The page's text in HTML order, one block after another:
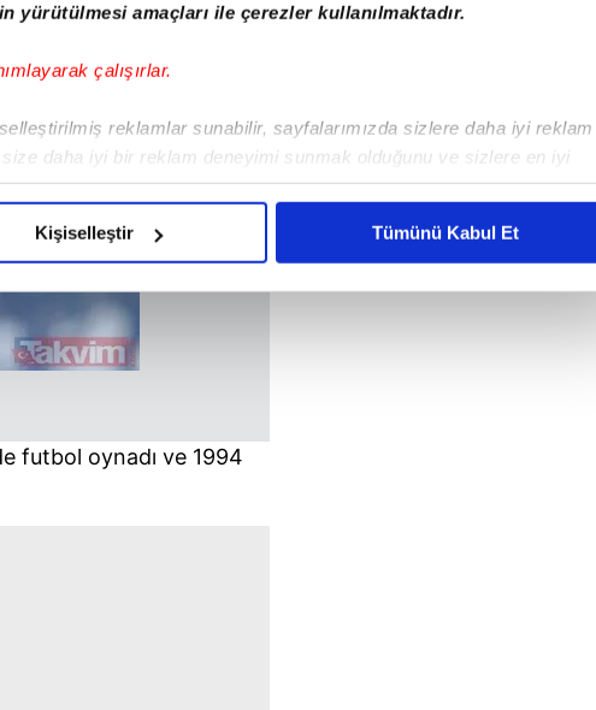
amaçları ile çerezler kullanılmaktadır.
çalışırlar.
reklamlar sunabilir, sayfalarımızda sizlere daha iyi reklam
daha iyi bir reklam deneyimi sunmak olduğunu ve sizlere en iyi
ve bu noktada, reklamların maliyetlerimizi karşılamak
kendimize ve üçüncü kişilere ait çerezler kullanılmaktadır. Bu
olup gerekli olan çerezler bilgi toplumu hizmetlerinin sunulması
vasıtasıyla belirleyebilirsiniz. Çerezlere ilişkin detaylı bilgi için Ayarlar
Kişiselleştir Tümünü Kabul Et
futbol oynadı ve 1994